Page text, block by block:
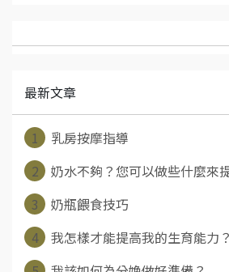
最新文章
1
乳房按摩指導
2
奶水不夠？您可以做些什麼來
3
奶瓶餵食技巧
4
我怎樣才能提高我的生育能力？